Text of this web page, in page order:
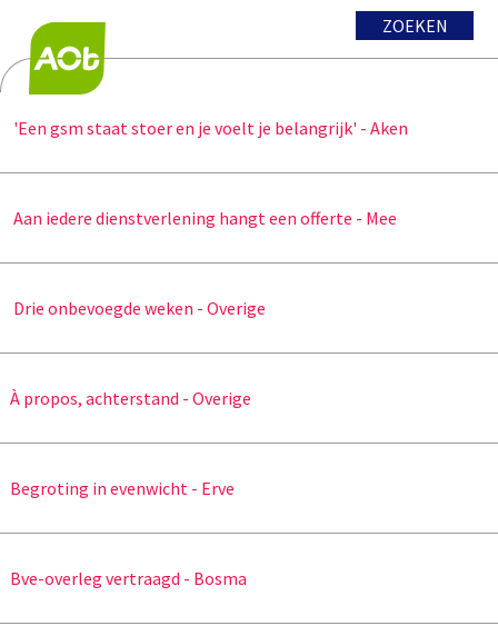
ZOEKEN
'Een gsm staat stoer en je voelt je belangrijk' - Aken
Aan iedere dienstverlening hangt een offerte - Mee
Drie onbevoegde weken - Overige
À propos, achterstand - Overige
Begroting in evenwicht - Erve
Bve-overleg vertraagd - Bosma